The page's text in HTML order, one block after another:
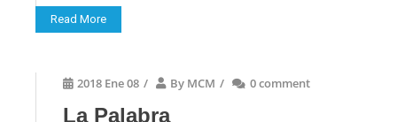
Read More
2018 Ene 08 / By MCM / 0 comment
La Palabra